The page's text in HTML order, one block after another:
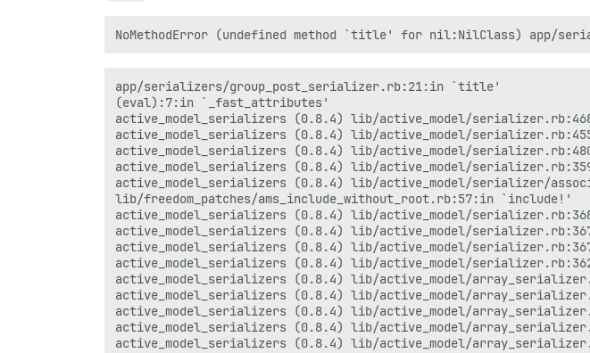
app/serializers/group_post_serializer.rb:21:in `title'
(eval):7:in `_fast_attributes'
active_model_serializers (0.8.4) lib/active_model/
active_model_serializers (0.8.4) lib/active_model/
active_model_serializers (0.8.4) lib/active_model/
active_model_serializers (0.8.4) lib/active_model/
active_model_serializers (0.8.4) lib/active_model/serializer/
lib/freedom_patches/ams_include_without_root.rb:57:in `include!'
active_model_serializers (0.8.4) lib/active_model/
active_model_serializers (0.8.4) lib/active_model/
active_model_serializers (0.8.4) lib/active_model/
active_model_serializers (0.8.4) lib/active_model/
active_model_serializers (0.8.4) lib/active_model/
active_model_serializers (0.8.4) lib/active_model/
active_model_serializers (0.8.4) lib/active_model/
active_model_serializers (0.8.4) lib/active_model/
active_model_serializers (0.8.4) lib/active_model/